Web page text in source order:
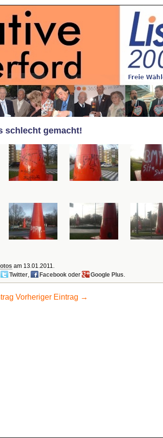
schlecht gemacht!
am 13.01.2011.
Twitter, Facebookoder Google Plus.
Vorheriger Eintrag →